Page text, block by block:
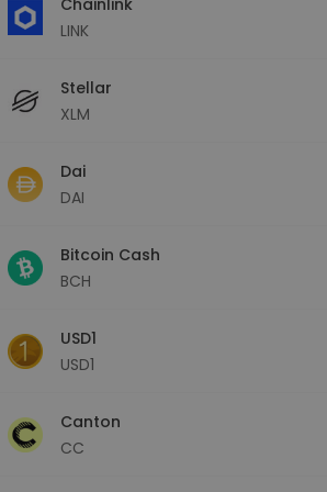
LINK
Stellar
XLM
Dai
DAI
Bitcoin Cash
BCH
USD1
USD1
Canton
CC